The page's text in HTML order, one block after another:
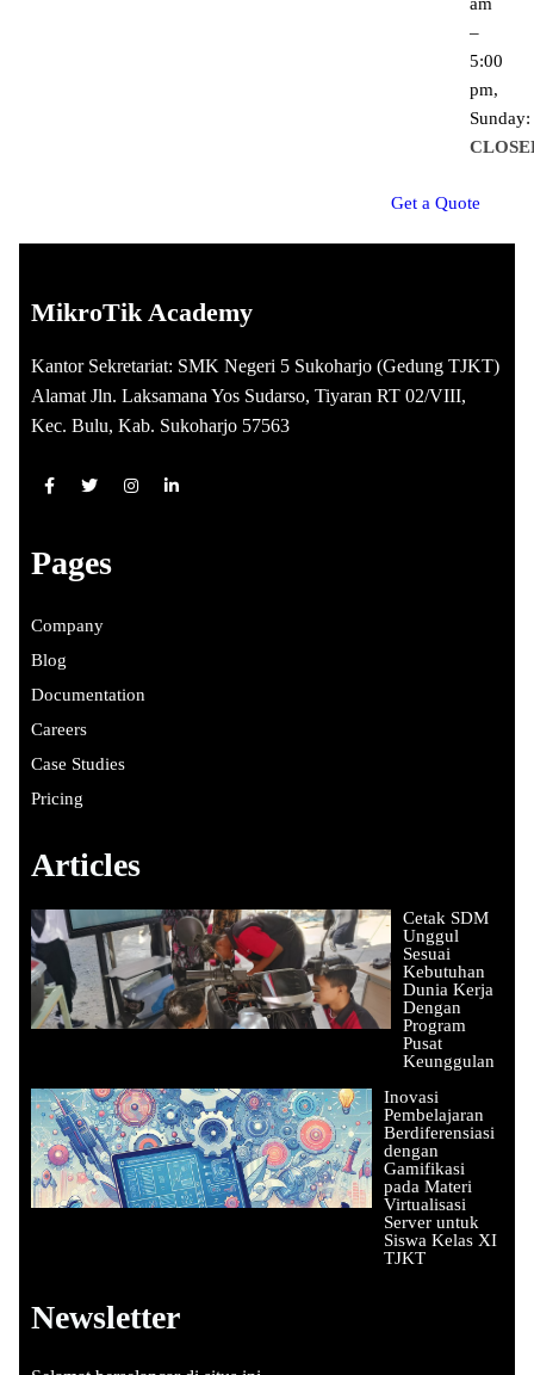
–
5:00
pm,
Sunday:
Get a Quote
MikroTik Academy
Kantor Sekretariat: SMK Negeri 5 Sukoharjo (Gedung TJKT)
Alamat Jln. Laksamana Yos Sudarso, Tiyaran RT 02/VIII,
Kec. Bulu, Kab. Sukoharjo 57563
Pages
Company
Blog
Documentation
Careers
Case Studies
Pricing
Articles
Cetak SDM
Unggul
Sesuai
Kebutuhan
Dunia Kerja
Dengan
Program
Pusat
Keunggulan
Inovasi
Pembelajaran
Berdiferensiasi
dengan
Gamifikasi
pada Materi
Virtualisasi
Server untuk
Siswa Kelas XI
TJKT
Newsletter